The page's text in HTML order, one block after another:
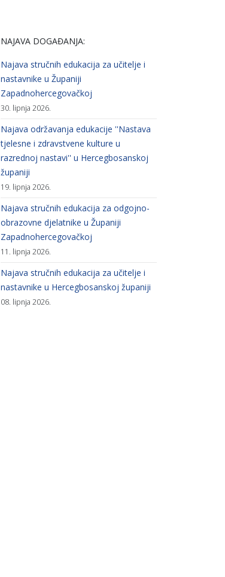
NAJAVA DOGAĐANJA:
Najava stručnih edukacija za učitelje i
nastavnike u Županiji
Zapadnohercegovačkoj
30. lipnja 2026.
Najava održavanja edukacije ''Nastava
tjelesne i zdravstvene kulture u
razrednoj nastavi'' u Hercegbosanskoj
županiji
19. lipnja 2026.
Najava stručnih edukacija za odgojno-
obrazovne djelatnike u Županiji
Zapadnohercegovačkoj
11. lipnja 2026.
Najava stručnih edukacija za učitelje i
nastavnike u Hercegbosanskoj županiji
08. lipnja 2026.